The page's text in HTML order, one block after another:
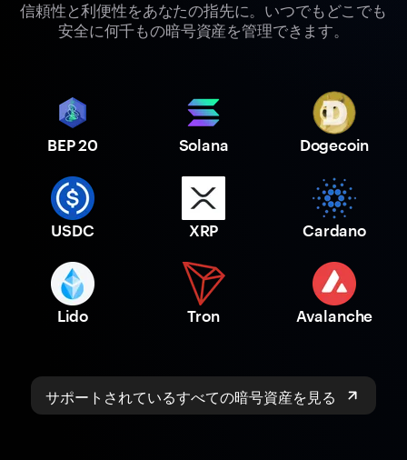
信頼性と利便性をあなたの指先に。いつでもどこでも
安全に何千もの暗号資産を管理できます。
BEP 20 Solana Dogecoin
USDC XRP Cardano
Lido Tron Avalanche
サポートされているすべての暗号資産を見る